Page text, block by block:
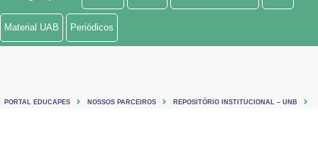
Ministério de Minas e Energia
Material UAB Periódicos
PORTAL EDUCAPES NOSSOS PARCEIROS REPOSITÓRIO INSTITUCIONAL – UNB